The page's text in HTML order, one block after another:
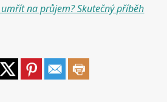
na průjem? Skutečný příběh